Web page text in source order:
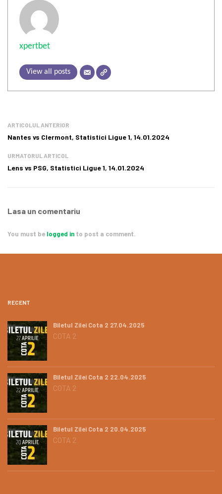
xpertbet
View all posts
ARTICOLUL ANTERIOR
Nantes vs Clermont, Statistici Ligue 1, 14.01.2024
URMATORUL ARTICOL
Lens vs PSG, Statistici Ligue 1, 14.01.2024
Lasa un comentariu
You must be logged in to post a comment.
RECENT
Biletul Zilei Cota 2 27.04.2025
COTA 2
Biletul Zilei Cota 2 22.04.2025
COTA 2
Biletul Zilei Cota 2 20.04.2025
COTA 2